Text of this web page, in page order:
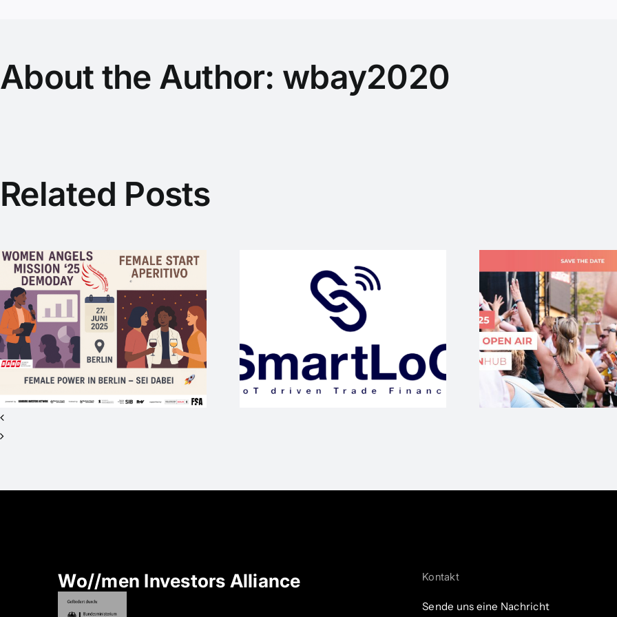
BAND
About the Author: wbay2020
Related Posts
SmartLoC – WEP-
Startup mit
internationaler Vision
sucht Investor*innen
für Seed+ / 2nd
Closing
WAM25 wieder
Medienpartner beim
#SOA
Jetzt
Start-up
ihren
Wo//men Investors Alliance Kontakt
Sende uns eine Nachricht